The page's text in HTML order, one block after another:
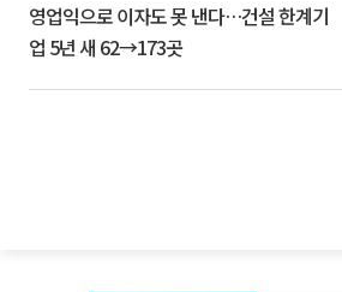
영업익으로 이자도 못 낸다…건설 한계기
업 5년 새 62→173곳